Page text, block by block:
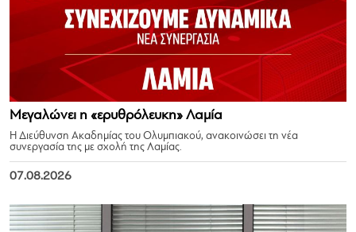
Μεγαλώνει η «ερυθρόλευκη» Λαμία
Η Διεύθυνση Ακαδημίας του Ολυμπιακού, ανακοινώσει τη νέα
συνεργασία της με σχολή της Λαμίας.
07.08.2026